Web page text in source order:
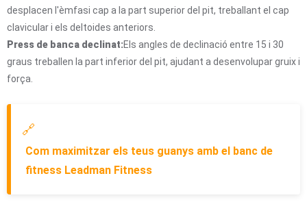
desplacen l'èmfasi cap a la part superior del pit, treballant el cap
clavicular i els deltoides anteriors.
Press de banca declinat:Els angles de declinació entre 15 i 30
graus treballen la part inferior del pit, ajudant a desenvolupar gruix i
força.
🔗
Com maximitzar els teus guanys amb el banc de
fitness Leadman Fitness